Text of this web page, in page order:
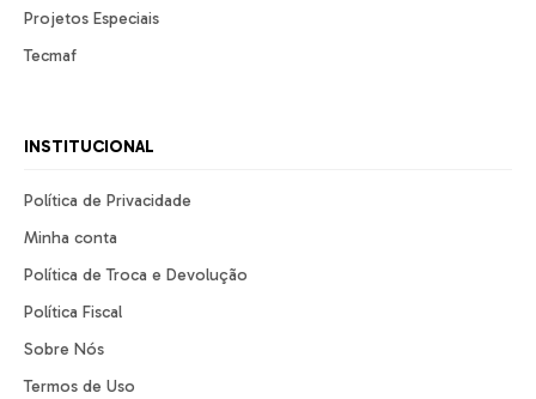
Projetos Especiais
Tecmaf
INSTITUCIONAL
Política de Privacidade
Minha conta
Política de Troca e Devolução
Política Fiscal
Sobre Nós
Termos de Uso